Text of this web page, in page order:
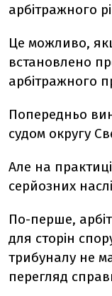
арбітражного
Це можливо,
встановлено
арбітражного
Попередньо
судом округу
Але на
серйозних
По-перше,
для сторін
трибуналу не
перегляд